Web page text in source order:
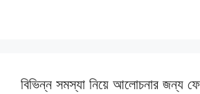
বিভিন্ন সমস্যা নিয়ে আলোচনার জন্য